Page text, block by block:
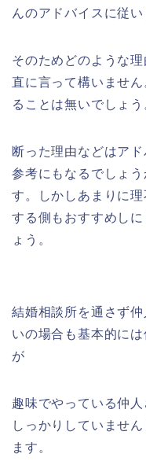
んのアドバイスに従い
そのためどのような
直に言って構いませ
ることは無いでしょう
断った理由などはア
参考にもなるでしょ
す。しかしあまりに
する側もおすすめし
ょう。
結婚相談所を通さず
いの場合も基本的に
が
趣味でやっている仲
しっかりしていませ
ます。